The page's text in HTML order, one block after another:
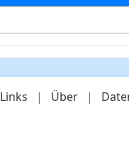
Links | Über |